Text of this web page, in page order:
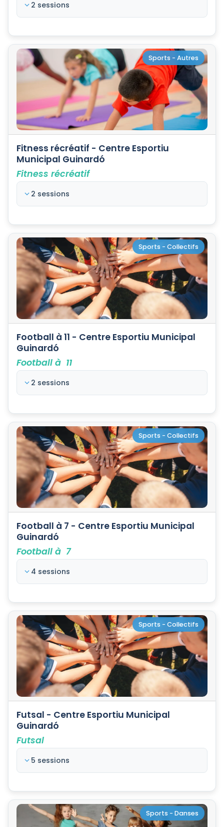
2 sessions
Sports - Autres
Fitness récréatif - Centre Esportiu
Municipal Guinardó
Fitness récréatif
2 sessions
Sports - Collectifs
Football à 11 - Centre Esportiu Municipal
Guinardó
Football à 11
2 sessions
Sports - Collectifs
Football à 7 - Centre Esportiu Municipal
Guinardó
Football à 7
4 sessions
Sports - Collectifs
Futsal - Centre Esportiu Municipal
Guinardó
Futsal
5 sessions
Sports - Danses